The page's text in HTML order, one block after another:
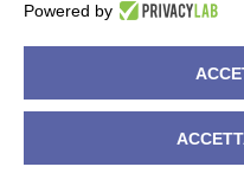
Cooperativa
Privacy
Powered by